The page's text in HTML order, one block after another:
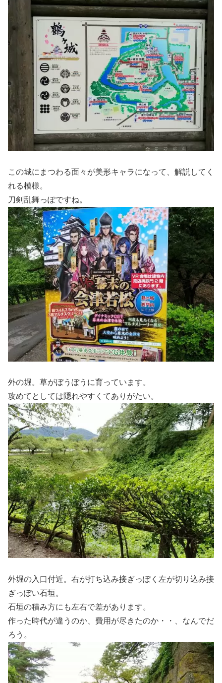
この城にまつわる面々が美形キャラになって、解説してく
れる模様。
刀剣乱舞っぽですね。
外の堀。草がぼうぼうに育っています。
攻めてとしては隠れやすくてありがたい。
外堀の入口付近。右が打ち込み接ぎっぽく左が切り込み接
ぎっぽい石垣。
石垣の積み方にも左右で差があります。
作った時代が違うのか、費用が尽きたのか・・、なんでだ
ろう。